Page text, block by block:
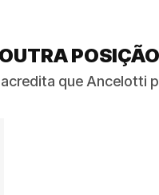
que Ancelotti